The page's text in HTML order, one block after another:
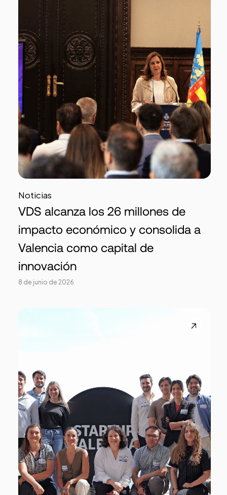
Noticias
VDS alcanza los 26 millones de
impacto económico y consolida a
Valencia como capital de
innovación
8 de junio de 2026